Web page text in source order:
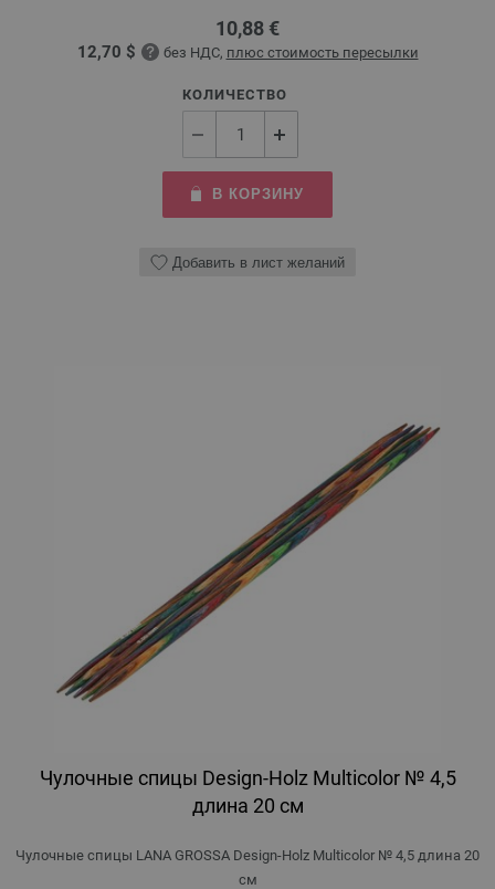
10,88 €
12,70 $ без НДС, плюс стоимость пересылки
КОЛИЧЕСТВО
В КОРЗИНУ
Добавить в лист желаний
Чулочные спицы Design-Holz Multicolor № 4,5
длина 20 см
Чулочные спицы LANA GROSSA Design-Holz Multicolor № 4,5 длина 20
см